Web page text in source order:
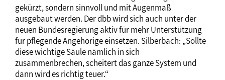
gekürzt, sondern sinnvoll und mit Augenmaß
ausgebaut werden. Der dbb wird sich auch unter der
neuen Bundesregierung aktiv für mehr Unterstützung
für pflegende Angehörige einsetzen. Silberbach: „Sollte
diese wichtige Säule nämlich in sich
zusammenbrechen, scheitert das ganze System und
dann wird es richtig teuer.“